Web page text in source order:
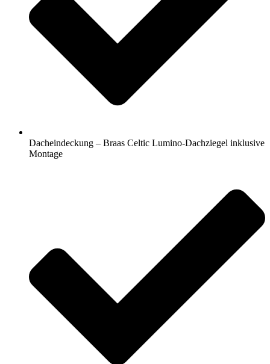
Dacheindeckung – Braas Celtic Lumino-Dachziegel inklusive
Montage